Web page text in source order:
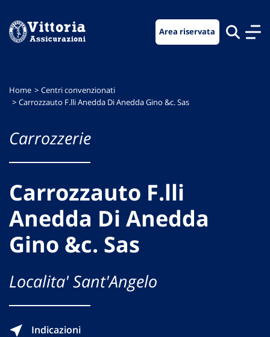
menu
contenuto
footer
Area riservata
Home
Centri convenzionati
Carrozzauto F.lli Anedda Di Anedda Gino &c. Sas
Carrozzerie
Carrozzauto F.lli
Anedda Di Anedda
Gino &c. Sas
Localita' Sant'Angelo
Indicazioni